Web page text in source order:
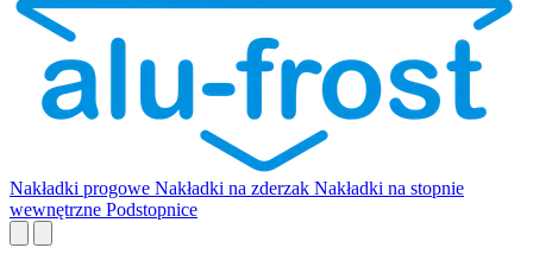
Nakładki progowe Nakładki na zderzak Nakładki na stopnie
wewnętrzne Podstopnice